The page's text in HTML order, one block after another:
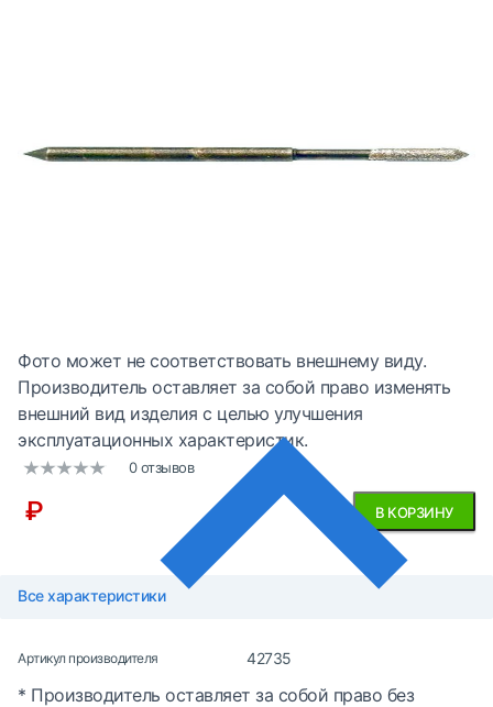
Фото может не соответствовать внешнему виду.
Производитель оставляет за собой право изменять
внешний вид изделия с целью улучшения
эксплуатационных характеристик.
0 отзывов
₽ В КОРЗИНУ
Все характеристики
Артикул производителя 42735
* Производитель оставляет за собой право без